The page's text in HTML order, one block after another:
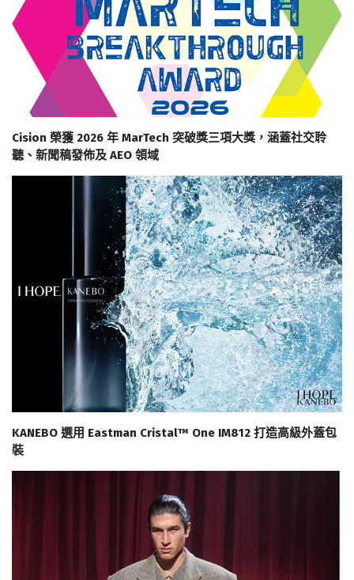
Cision 榮獲 2026 年 MarTech 突破獎三項大獎，涵蓋社交聆
聽、新聞稿發佈及 AEO 領域
KANEBO 選用 Eastman Cristal™ One IM812 打造高級外蓋包
裝